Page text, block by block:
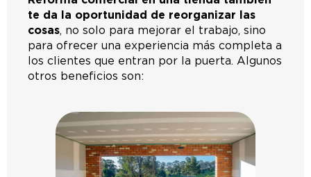
te da la oportunidad de reorganizar las
cosas, no solo para mejorar el trabajo, sino
para ofrecer una experiencia más completa a
los clientes que entran por la puerta. Algunos
otros beneficios son: